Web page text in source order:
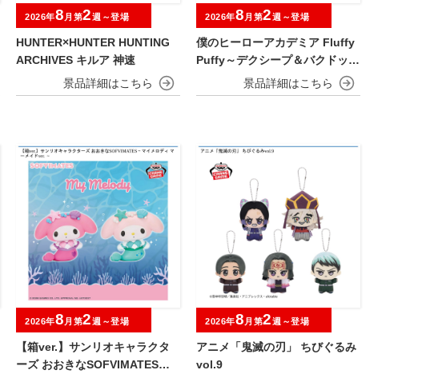
HUNTER×HUNTER HUNTING
ARCHIVES キルア 神速
2026年8 月第2週～登場
僕のヒーローアカデミア Fluffy
Puffy～デクシープ＆バクドッグ
＆オールマイゴート～
2026年8 月第2週～登場
【箱ver.】サンリオキャラクタ
ーズ おおきなSOFVIMATES～
2026年8 月第2週～登場
アニメ「鬼滅の刃」 ちびぐるみ
vol.9
2026年8 月第2週～登場